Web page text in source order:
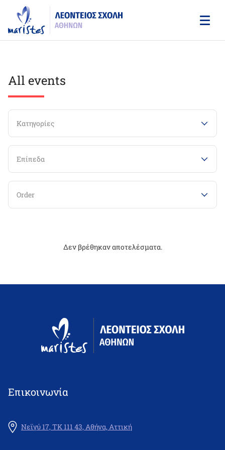
main
content
All events
Κατηγορίες
Επίπεδα
Order
Δεν βρέθηκαν αποτελέσματα.
Επικοινωνία
Νεϊγύ 17, ΤΚ 111 43, Αθήνα, Αττική